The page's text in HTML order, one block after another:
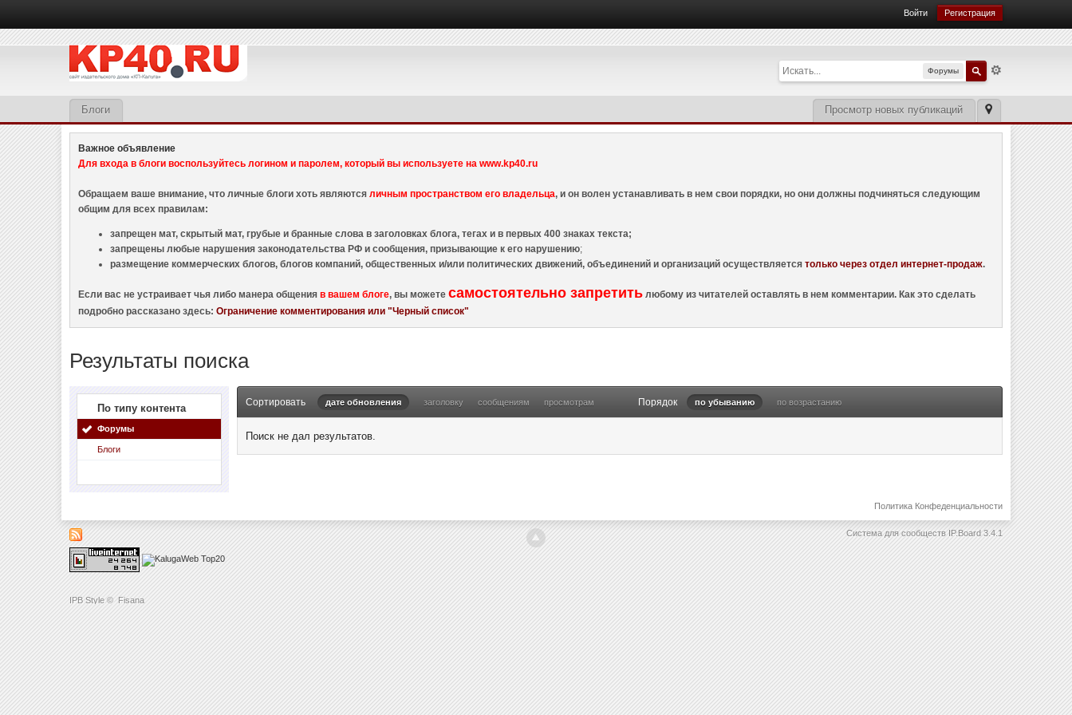
IPB Style © Fisana
Войти Регистрация
Форумы
Просмотр новых публикаций
Блоги
Важное объявление
Для входа в блоги воспользуйтесь логином и паролем, который вы используете на www.kp40.ru
Обращаем ваше внимание, что личные блоги хоть являютсяличным пространством его владельца, и он волен устанавливать в нем свои порядки, но они должны подчиняться следующим
общим для всех правилам:
запрещен мат, скрытый мат, грубые и бранные слова в заголовках блога, тегах и в первых 400 знаках текста;
запрещены любые нарушения законодательства РФ и сообщения, призывающие к его нарушению;
размещение коммерческих блогов, блогов компаний, общественных и/или политических движений, объединений и организаций осуществляетсятолько через отдел интернет-продаж.
Если вас не устраивает чья либо манера общенияв вашем блоге, вы можетесамостоятельно запретить любому из читателей оставлять в нем комментарии. Как это сделать
подробно рассказано здесь:Ограничение комментирования или "Черный список"
Результаты поиска
По типу контента
Форумы
Блоги
Сортировать дате обновления заголовку сообщениям просмотрам Порядок по убыванию по возрастанию
Поиск не дал результатов.
Политика Конфеденциальности
Система для сообществ IP.Board 3.4.1